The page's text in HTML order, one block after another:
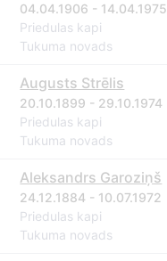
04.04.1906 - 14.04.1975
Priedulas kapi
Tukuma novads
Augusts Strēlis
20.10.1899 - 29.10.1974
Priedulas kapi
Tukuma novads
Aleksandrs Garoziņš
24.12.1884 - 10.07.1972
Priedulas kapi
Tukuma novads